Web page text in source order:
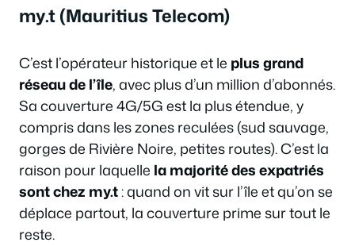
my.t (Mauritius Telecom)
C’est l’opérateur historique et le plus grand
réseau de l’île, avec plus d’un million d’abonnés.
Sa couverture 4G/5G est la plus étendue, y
compris dans les zones reculées (sud sauvage,
gorges de Rivière Noire, petites routes). C’est la
raison pour laquelle la majorité des expatriés
sont chez my.t: quand on vit sur l’île et qu’on se
déplace partout, la couverture prime sur tout le
reste.